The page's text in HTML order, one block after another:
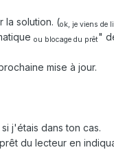
la solution. (ok, je viens de
ou blocage du prêt"
mise à jour.
j'étais dans ton cas.
du lecteur en